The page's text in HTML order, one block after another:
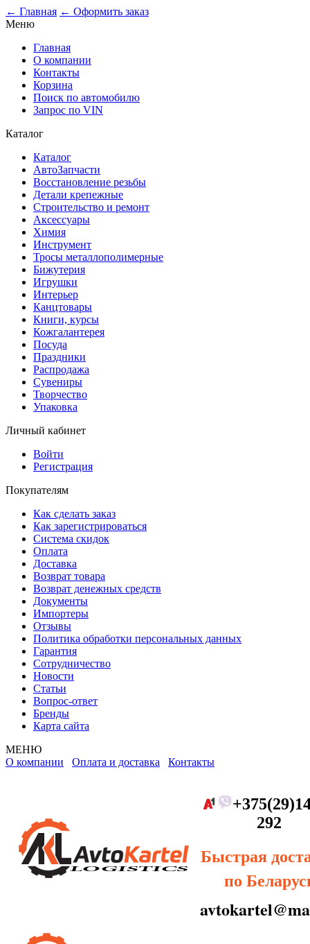
← Главная ← Оформить заказ
Меню
Главная
О компании
Контакты
Корзина
Поиск по автомобилю
Запрос по VIN
Каталог
Каталог
АвтоЗапчасти
Восстановление резьбы
Детали крепежные
Строительство и ремонт
Аксессуары
Химия
Инструмент
Тросы металлополимерные
Бижутерия
Игрушки
Интерьер
Канцтовары
Книги, курсы
Кожгалантерея
Посуда
Праздники
Распродажа
Сувениры
Творчество
Упаковка
Личный кабинет
Войти
Регистрация
Покупателям
Как сделать заказ
Как зарегистрироваться
Система скидок
Оплата
Доставка
Возврат товара
Возврат денежных средств
Документы
Импортеры
Отзывы
Политика обработки персональных данных
Гарантия
Сотрудничество
Новости
Статьи
Вопрос-ответ
Бренды
Карта сайта
МЕНЮ
О компании Оплата и доставка Контакты
292
Быстрая
по